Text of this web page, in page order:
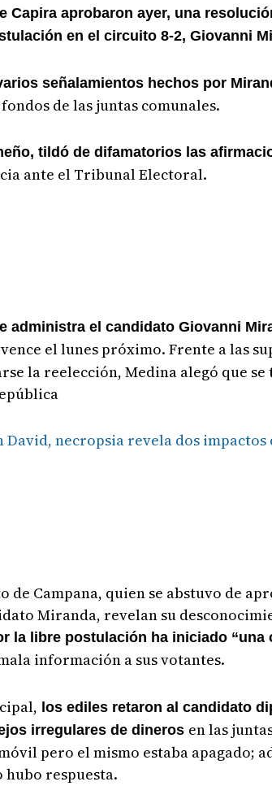
Capira aprobaron ayer, una
en el circuito 8-2, Giovanni
señalamientos hechos por
de las juntas comunales.
tildó de difamatorios las
ante el Tribunal Electoral.
administra el candidato Giovanni
el lunes próximo. Frente a las
la reelección, Medina alegó que se
necropsia revela dos impactos
Campana, quien se abstuvo de
Miranda, revelan su
la libre postulación ha iniciado “una
información a sus votantes.
los ediles retaron al candidato
irregulares de dineros en las
pero el mismo estaba apagado;
hubo respuesta.